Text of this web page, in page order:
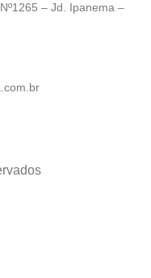
– Jd. Ipanema –